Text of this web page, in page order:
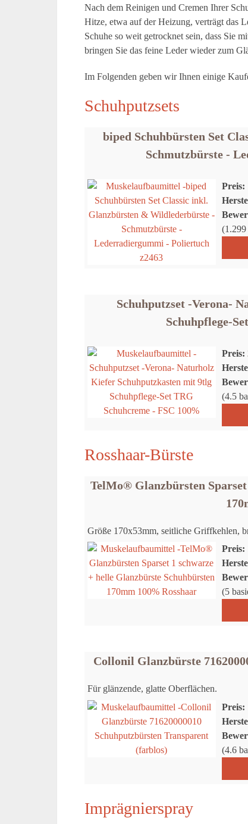
Nach dem Reinigen und Cremen Ihrer
Hitze, etwa auf der Heizung, verträgt das
Schuhe so weit getrocknet sein, dass Sie
bringen Sie das feine Leder wieder zum
Im Folgenden geben wir Ihnen einige
Schuhputzsets
biped Schuhbürsten Set
Schmutzbürste -
Preis:
(1.299
Schuhputzset -Verona-
Schuhpflege-
Preis:
(4.5
Rosshaar-Bürste
TelMo® Glanzbürsten
Größe 170x53mm, seitliche Griffkehlen,
Preis:
(5
Collonil Glanzbürste
Für glänzende, glatte Oberflächen.
Preis:
(4.6
Imprägnierspray